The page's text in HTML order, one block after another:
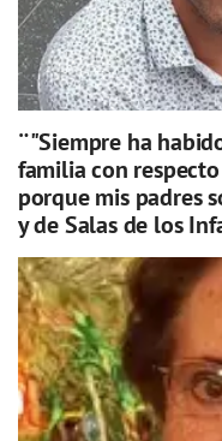
¨"Siempre ha
familia con
porque mis padres
y de Salas de los